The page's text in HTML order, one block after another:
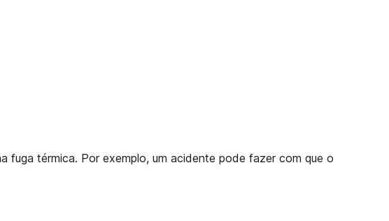
fuga térmica. Por exemplo, um acidente pode fazer com que o